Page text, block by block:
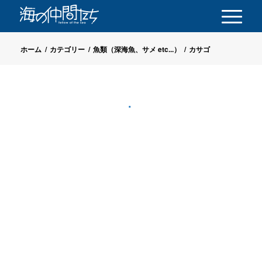
ホーム / カテゴリー / 魚類（深海魚、サメ etc...） / カサゴ